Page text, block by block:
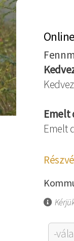
Emelt
Emelt